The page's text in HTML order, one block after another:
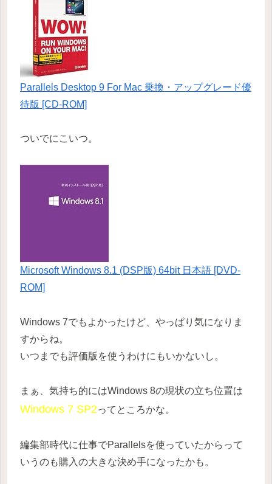
Parallels Desktop 9 For Mac 乗換・アップグレード優
待版 [CD-ROM]
ついでにこいつ。
Microsoft Windows 8.1 (DSP版) 64bit 日本語 [DVD-
ROM]
Windows 7でもよかったけど、やっぱり気になりま
すからね。
いつまでも評価版を使うわけにもいかないし。
まぁ、気持ち的にはWindows 8の現状の立ち位置は
Windows 7 SP2ってところかな。
編集部時代に仕事でParallelsを使っていたからって
いうのも購入の大きな決め手になったかも。